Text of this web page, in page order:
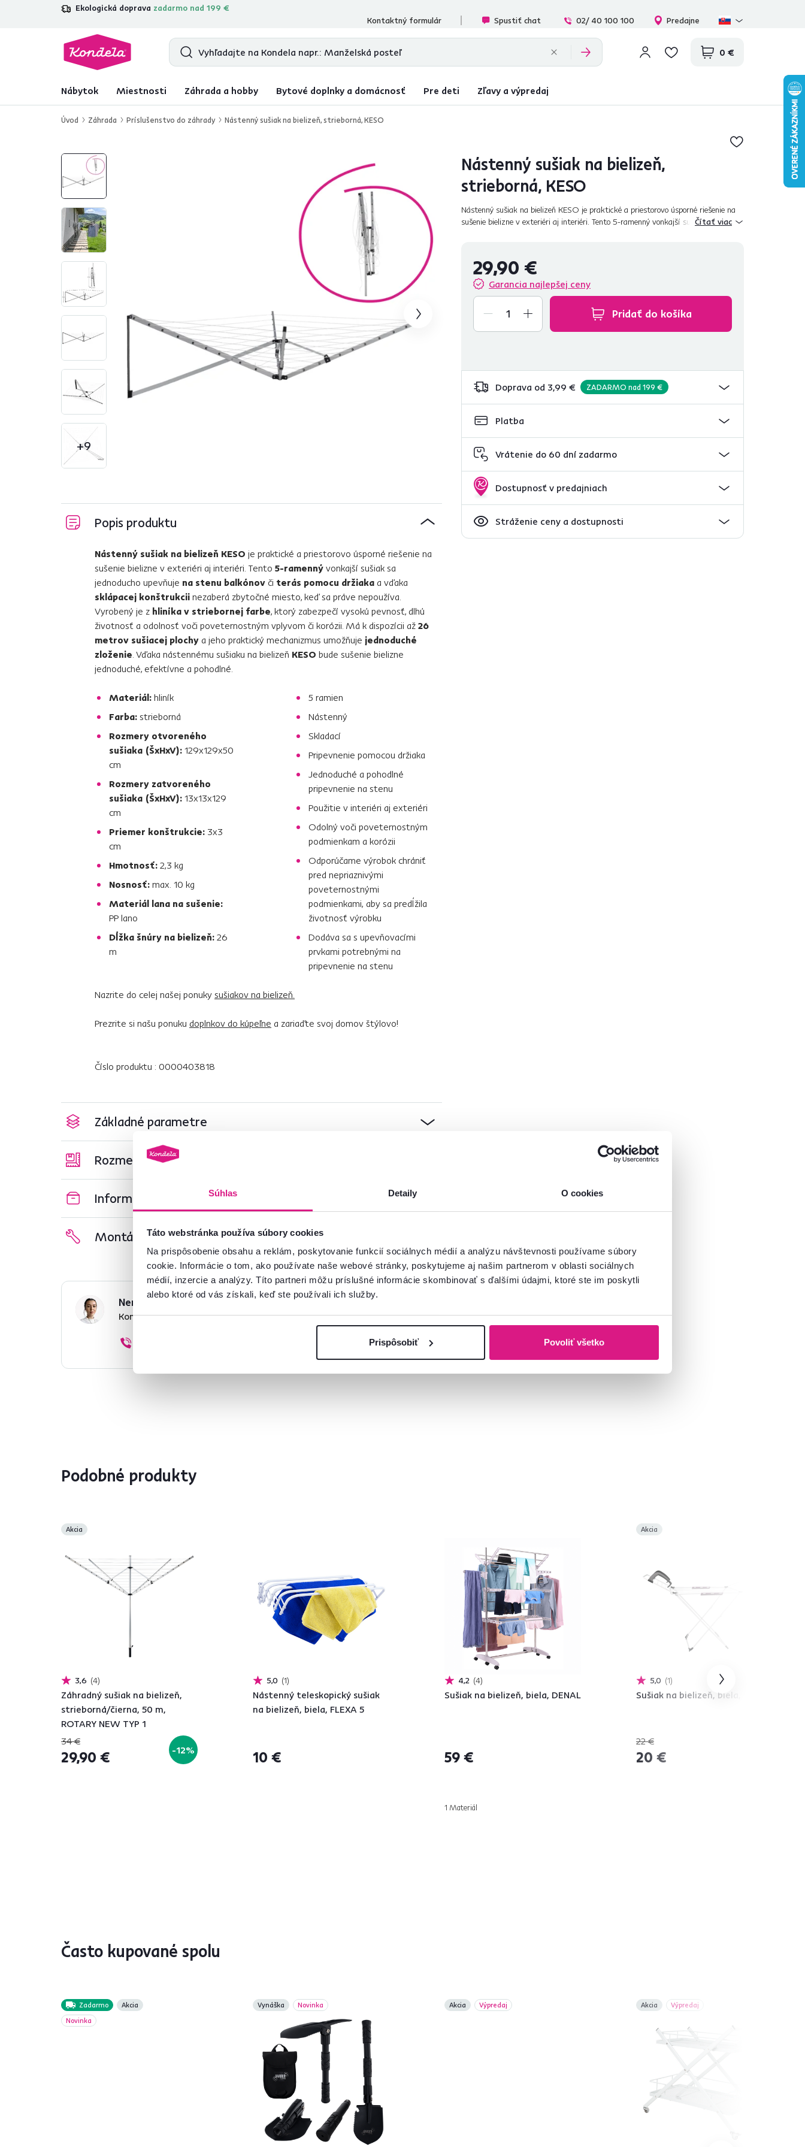
Súhlas Detaily O cookies
Táto webstránka používa súbory cookies
Na prispôsobenie obsahu a reklám, poskytovanie funkcií sociálnych médií a analýzu návštevnosti používame súbory
cookie. Informácie o tom, ako používate naše webové stránky, poskytujeme aj našim partnerom v oblasti sociálnych
médií, inzercie a analýzy. Títo partneri môžu príslušné informácie skombinovať s ďalšími údajmi, ktoré ste im poskytli
alebo ktoré od vás získali, keď ste používali ich služby.
Prispôsobiť Povoliť všetko
Ekologická doprava zadarmo nad 199 €
4,7 31 211overených produktových recenzií
Kontaktný formulár
Spustiť chat 02/ 40 100 100 Predajne
0 €
Nábytok Miestnosti Záhrada a hobby Bytové doplnky a domácnosť Pre deti Zľavy a výpredaj
Úvod Záhrada Príslušenstvo do záhrady Nástenný sušiak na bielizeň, strieborná, KESO
+9
Nástenný sušiak na bielizeň,
strieborná, KESO
Nástenný sušiak na bielizeň KESO je praktické a priestorovo úsporné riešenie na
sušenie bielizne v exteriéri aj interiéri. Tento 5-ramenný vonkajší sušiak saČítať viac
29,90 €
Garancia najlepšej ceny
Pridať do košíka
Doprava od 3,99 € ZADARMO nad 199 €
Platba
Vrátenie do 60 dní zadarmo
Dostupnosť v predajniach
Stráženie ceny a dostupnosti
Popis produktu
Nástenný sušiak na bielizeň KESO je praktické a priestorovo úsporné riešenie na
sušenie bielizne v exteriéri aj interiéri. Tento 5-ramenný vonkajší sušiak sa
jednoducho upevňuje na stenu balkónov či terás pomocu držiaka a vďaka
sklápacej konštrukcii nezaberá zbytočné miesto, keď sa práve nepoužíva.
Vyrobený je z hliníka v striebornej farbe, ktorý zabezpečí vysokú pevnosť, dlhú
životnosť a odolnosť voči poveternostným vplyvom či korózii. Má k dispozícii až 26
metrov sušiacej plochy a jeho praktický mechanizmus umožňuje jednoduché
zloženie . Vďaka nástennému sušiaku na bielizeň KESO bude sušenie bielizne
jednoduché, efektívne a pohodlné.
Materiál: hliník
Farba: strieborná
Rozmery otvoreného
sušiaka (ŠxHxV): 129x129x50
cm
Rozmery zatvoreného
sušiaka (ŠxHxV): 13x13x129
cm
Priemer konštrukcie: 3x3
cm
Hmotnosť: 2,3 kg
Nosnosť: max. 10 kg
Materiál lana na sušenie:
PP lano
Dĺžka šnúry na bielizeň: 26
m
5 ramien
Nástenný
Skladací
Pripevnenie pomocou držiaka
Jednoduché a pohodlné
pripevnenie na stenu
Použitie v interiéri aj exteriéri
Odolný voči poveternostným
podmienkam a korózii
Odporúčame výrobok chrániť
pred nepriaznivými
poveternostnými
podmienkami, aby sa predĺžila
životnosť výrobku
Dodáva sa s upevňovacími
prvkami potrebnými na
pripevnenie na stenu
Nazrite do celej našej ponuky sušiakov na bielizeň.
Prezrite si našu ponuku doplnkov do kúpeľne a zariaďte svoj domov štýlovo!
Číslo produktu : 0000403818
Základné parametre
Rozmery a špecifikácie
Informácie o balení
Montážny návod
Nenašli ste požadované informácie?
Kontaktujte nás a my vám radi poradíme
Spustiť chat
Podobné produkty
Akcia
3,6 4
Záhradný sušiak na bielizeň,
strieborná/čierna, 50 m,
ROTARY NEW TYP 1
34 €
29,90 € -12%
5,0 1
Nástenný teleskopický sušiak
na bielizeň, biela, FLEXA 5
10 €
4,2 4
Sušiak na bielizeň, biela, DENAL
59 €
1 Materiál
Akcia
5,0 1
Sušiak na bielizeň, biela, BALAV
22 €
20 €
Často kupované spolu
Zadarmo
Akcia
Novinka
Vynáška Novinka Akcia Výpredaj Akcia Výpredaj